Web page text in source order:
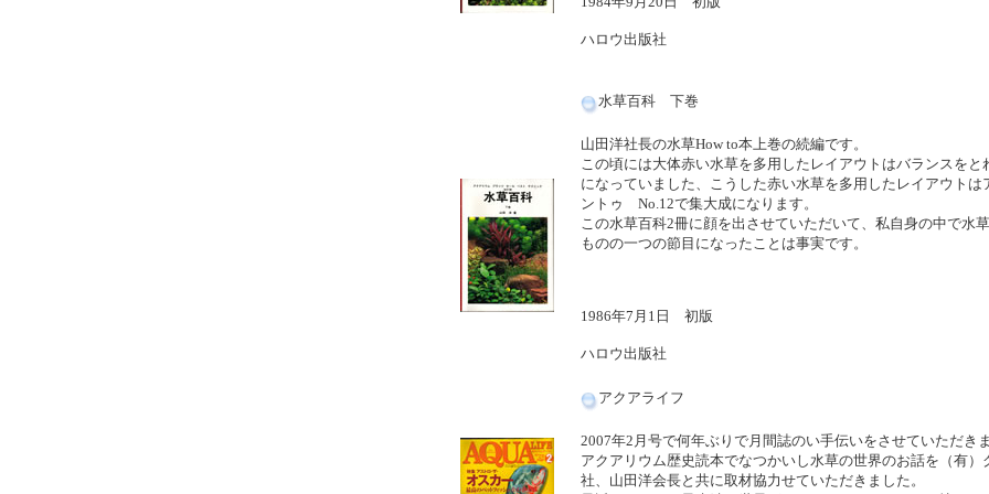
ハロウ出版社
水草百科 下巻
山田洋社長の水草How to本上巻の続編です。
この頃には大体赤い水草を多用したレイアウトはバランスをと
になっていました、こうした赤い水草を多用したレイアウトは
ントゥ No.12で集大成になります。
この水草百科2冊に顔を出させていただいて、私自身の中で水
ものの一つの節目になったことは事実です。
1986年7月1日 初版
ハロウ出版社
アクアライフ
2007年2月号で何年ぶりで月間誌のい手伝いをさせていただきま
アクアリウム歴史読本でなつかいし水草の世界のお話を（有）
社、山田洋会長と共に取材協力せていただきました。